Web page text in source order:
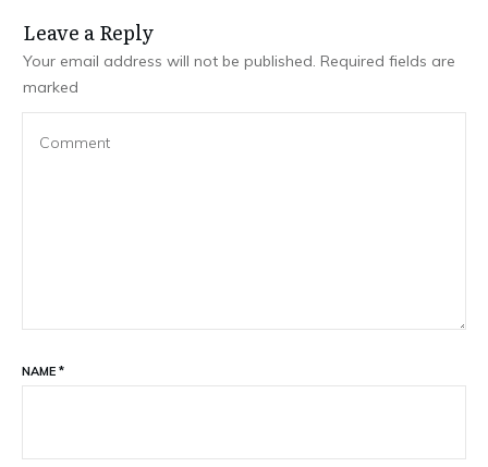
Leave a Repl​​​​​y
Your email address will not be published. Required fields are
marked
NAME *